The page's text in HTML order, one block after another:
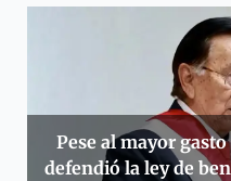
Pese al mayor
defendió la ley de